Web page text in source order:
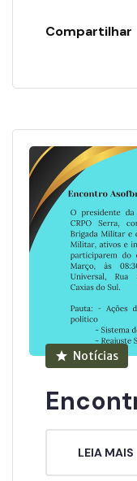
Compartilhar
Notícias
LEIA MAIS